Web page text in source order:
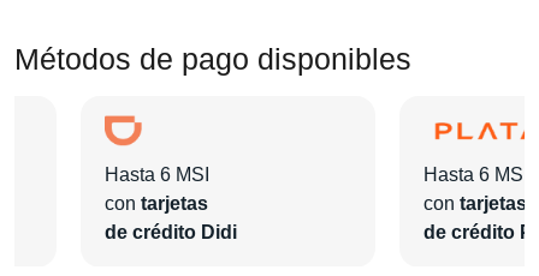
Métodos de pago disponibles
Hasta 6 MSI
con tarjetas
de crédito Didi
Hasta 6 MSI
con tarjetas
de crédito